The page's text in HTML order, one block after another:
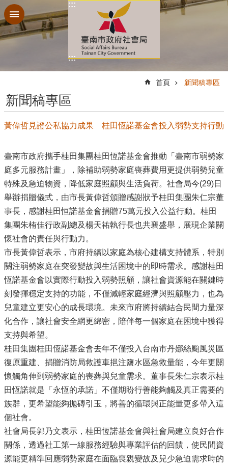
跳到主要內容區塊
:::
:::
首頁 新聞稿專區
新聞稿專區
黃偉哲見證公私協力成果 桂田恆諾基金會投入弱勢支持行動
臺南市政府攜手桂田集團桂田恆諾基金會推動「臺南市弱勢家
庭多元服務計畫」，除補助弱勢家庭喪葬費用更提供弱勢兒童
特殊及急迫物資，降低家庭照顧與生活負荷。社會局今(29)日
舉辦捐贈儀式，由市長黃偉哲頒贈感謝狀予桂田集團朱仁宗董
事長，感謝桂田恒諾基金會捐贈75萬元投入公益行動。桂田
集團朱栯佳行政副總及楊天祐執行長也共襄盛舉，展現企業關
懷社會的責任與行動力。
市長黃偉哲表示，市府持續以家庭為核心建構支持體系，特別
關注弱勢家庭在突發變故與生活困境中的即時需求。感謝桂田
恆諾基金會以實際行動投入弱勢照顧，讓社會資源能在關鍵時
刻發揮穩定支持的功能，不僅減輕家庭經濟與照顧壓力，也為
兒童建立更安心的成長環境。未來市府將持續結合民間力量深
化合作，讓社會安全網更綿密，陪伴每一個家庭在困境中獲得
支持與希望。
桂田集團桂田恆諾基金會去年不僅投入台南市丹娜絲颱風災區
復原重建、捐贈消防局救護車挹注鹽水區急救量能，今年更關
懷觸角伸到弱勢家庭的喪葬與兒童需求。董事長朱仁宗表示桂
田恆諾就是「永恆的承諾」不僅期盼行善能夠觸及真正需要的
族群，更希望能夠拋磚引玉，將善的循環與正能量更多帶入這
個社會。
社會局長郭乃文表示，桂田恆諾基金會與社會局建立良好合作
關係，透過社工第一線服務經驗與專業評估的回饋，使民間資
源能更精準回應弱勢家庭在面臨喪親變故及兒少急迫需求時的